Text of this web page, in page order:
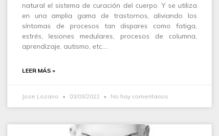
natural el sistema de curación del cuerpo. Y se utiliza
en una amplia gama de trastornos, aliviando los
síntomas de procesos tan dispares como fatiga,
estrés, lesiones medulares, procesos de columna,
aprendizaje, autismo, etc.…
LEER MÁS »
Jose Lozano 03/03/2022 No hay comentarios